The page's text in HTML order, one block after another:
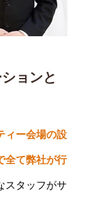
ョンと
ィー会場の設
全て弊社が行
スタッフがサ